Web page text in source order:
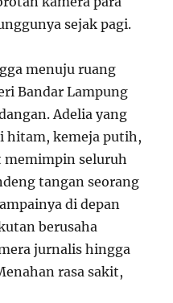
sejak pagi.
menuju ruang
Bandar Lampung
Adelia yang
hitam, kemeja putih,
seluruh
tangan seorang
di depan
berusaha
jurnalis hingga
rasa sakit,